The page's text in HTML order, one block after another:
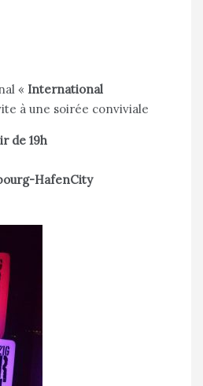
« International
à une soirée conviviale
de 19h
HafenCity